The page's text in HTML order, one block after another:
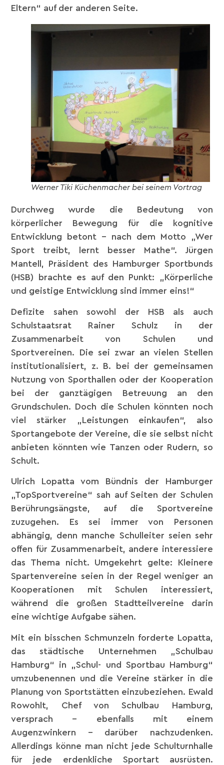
Eltern“ auf der anderen Seite.
Werner Tiki Küchenmacher bei seinem Vortrag
Durchweg wurde die Bedeutung von
körperlicher Bewegung für die kognitive
Entwicklung betont – nach dem Motto „Wer
Sport treibt, lernt besser Mathe“. Jürgen
Mantell, Präsident des Hamburger Sportbunds
(HSB) brachte es auf den Punkt: „Körperliche
und geistige Entwicklung sind immer eins!“
Defizite sahen sowohl der HSB als auch
Schulstaatsrat Rainer Schulz in der
Zusammenarbeit von Schulen und
Sportvereinen. Die sei zwar an vielen Stellen
institutionalisiert, z. B. bei der gemeinsamen
Nutzung von Sporthallen oder der Kooperation
bei der ganztägigen Betreuung an den
Grundschulen. Doch die Schulen könnten noch
viel stärker „Leistungen einkaufen“, also
Sportangebote der Vereine, die sie selbst nicht
anbieten könnten wie Tanzen oder Rudern, so
Schult.
Ulrich Lopatta vom Bündnis der Hamburger
„TopSportvereine“ sah auf Seiten der Schulen
Berührungsängste, auf die Sportvereine
zuzugehen. Es sei immer von Personen
abhängig, denn manche Schulleiter seien sehr
offen für Zusammenarbeit, andere interessiere
das Thema nicht. Umgekehrt gelte: Kleinere
Spartenvereine seien in der Regel weniger an
Kooperationen mit Schulen interessiert,
während die großen Stadtteilvereine darin
eine wichtige Aufgabe sähen.
Mit ein bisschen Schmunzeln forderte Lopatta,
das städtische Unternehmen „Schulbau
Hamburg“ in „Schul- und Sportbau Hamburg“
umzubenennen und die Vereine stärker in die
Planung von Sportstätten einzubeziehen. Ewald
Rowohlt, Chef von Schulbau Hamburg,
versprach – ebenfalls mit einem
Augenzwinkern – darüber nachzudenken.
Allerdings könne man nicht jede Schulturnhalle
für jede erdenkliche Sportart ausrüsten.